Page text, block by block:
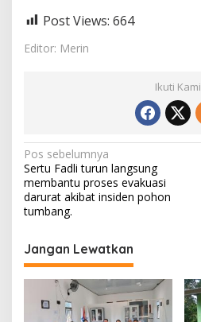
Post Views: 664
Editor: Merin
Ikuti Kami
N
a
v
g
a
Pos sebelumnya
Sertu Fadli turun langsung
membantu proses evakuasi
darurat akibat insiden pohon
tumbang.
Jangan Lewatkan